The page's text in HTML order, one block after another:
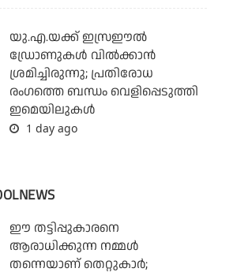
യു.എ.യക്ക് ഇസ്രഈല്‍
ഡ്രോണുകള്‍ വില്‍ക്കാന്‍
ശ്രമിച്ചിരുന്നു; പ്രതിരോധ
രംഗത്തെ ബന്ധം വെളിപ്പെടുത്തി
ഇമെയിലുകള്‍
1 day ago
ഈ തട്ടിപ്പുകാരനെ
ആരാധിക്കുന്ന നമ്മള്‍
തന്നെയാണ് തെറ്റുകാര്‍;